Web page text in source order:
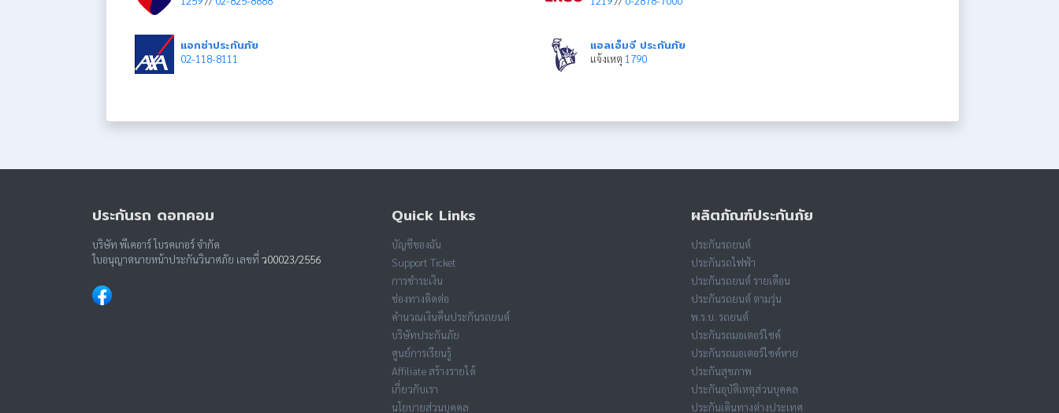
แอกซ่าประกันภัย
02-118-8111
แอลเอ็มจี ประกันภัย
แจ้งเหตุ 1790
ประกันรถ ดอทคอม
บริษัท พีเคอาร์ โบรคเกอร์ จำกัด
ใบอนุญาตนายหน้าประกันวินาศภัย เลขที่ ว00023/2556
Quick Links
บัญชีของฉัน
Support Ticket
การชำระเงิน
ช่องทางติดต่อ
คำนวณเงินคืนประกันรถยนต์
บริษัทประกันภัย
ศูนย์การเรียนรู้
Affiliate สร้างรายได้
เกี่ยวกับเรา
นโยบายส่วนบุคคล
ผลิตภัณฑ์ประกันภัย
ประกันรถยนต์
ประกันรถไฟฟ้า
ประกันรถยนต์ รายเดือน
ประกันรถยนต์ ตามรุ่น
พ.ร.บ. รถยนต์
ประกันรถมอเตอร์ไซค์
ประกันรถมอเตอร์ไซค์หาย
ประกันสุขภาพ
ประกันอุบัติเหตุส่วนบุคคล
ประกันเดินทางต่างประเทศ